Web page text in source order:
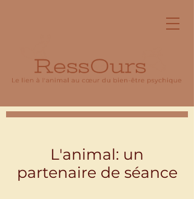
L'animal: un
partenaire de séance